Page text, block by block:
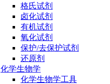
格氏试剂
卤化试剂
有机试剂
氧化试剂
保护/去保护试剂
还原剂
化学生物学
化学生物学工具